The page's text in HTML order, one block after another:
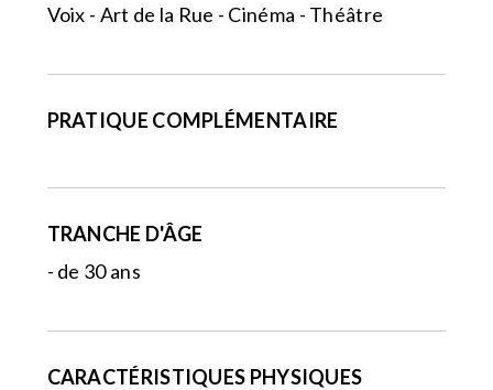
Voix - Art de la Rue - Cinéma - Théâtre
PRATIQUE COMPLÉMENTAIRE
TRANCHE D'ÂGE
- de 30 ans
CARACTÉRISTIQUES PHYSIQUES